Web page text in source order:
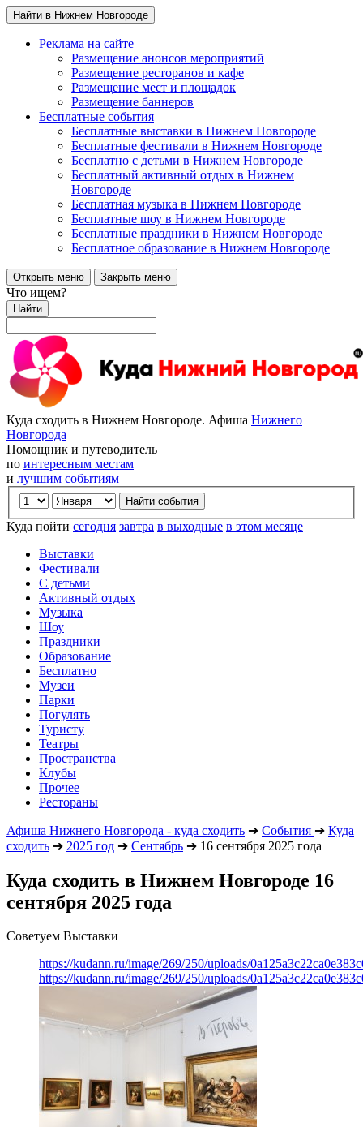
Найти в Нижнем Новгороде
Реклама на сайте
Размещение анонсов мероприятий
Размещение ресторанов и кафе
Размещение мест и площадок
Размещение баннеров
Бесплатные события
Бесплатные выставки в Нижнем Новгороде
Бесплатные фестивали в Нижнем Новгороде
Бесплатно с детьми в Нижнем Новгороде
Бесплатный активный отдых в Нижнем
Новгороде
Бесплатная музыка в Нижнем Новгороде
Бесплатные шоу в Нижнем Новгороде
Бесплатные праздники в Нижнем Новгороде
Бесплатное образование в Нижнем Новгороде
Открыть меню Закрыть меню
Что ищем?
Найти
Куда сходить в Нижнем Новгороде. Афиша Нижнего
Новгорода
Помощник и путеводитель
по интересным местам
и лучшим событиям
Куда пойти сегодня завтра в выходные в этом месяце
Выставки
Фестивали
С детьми
Активный отдых
Музыка
Шоу
Праздники
Образование
Бесплатно
Музеи
Парки
Погулять
Туристу
Театры
Пространства
Клубы
Прочее
Рестораны
Афиша Нижнего Новгорода - куда сходить ➔ События ➔ Куда
сходить ➔ 2025 год ➔ Сентябрь ➔ 16 сентября 2025 года
Куда сходить в Нижнем Новгороде 16
сентября 2025 года
Советуем Выставки
https://kudann.ru/image/269/250/uploads/
https://kudann.ru/image/269/250/uploads/